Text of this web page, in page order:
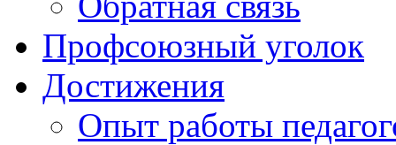
Профсоюзный уголок
Достижения
Опыт работы